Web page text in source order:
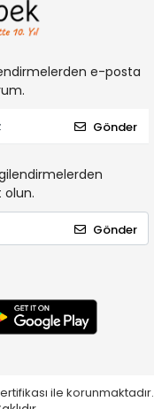
e-posta
Gönder
olun.
Gönder
ile korunmaktadır.